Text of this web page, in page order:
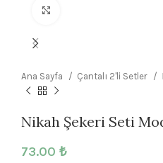
Ana Sayfa Çantalı 2'li Setler
Nikah Şekeri Seti
73.00 ₺